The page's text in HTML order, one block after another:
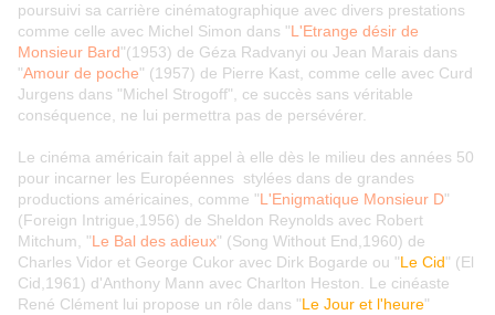
poursuivi sa carrière cinématographique avec divers prestations
comme celle avec Michel Simon dans "L'Etrange désir de
Monsieur Bard"(1953) de Géza Radvanyi ou Jean Marais dans
"Amour de poche" (1957) de Pierre Kast, comme celle avec Curd
Jurgens dans "Michel Strogoff", ce succès sans véritable
conséquence, ne lui permettra pas de persévérer.
Le cinéma américain fait appel à elle dès le milieu des années 50
pour incarner les Européennes stylées dans de grandes
productions américaines, comme "L'Enigmatique Monsieur D"
(Foreign Intrigue,1956) de Sheldon Reynolds avec Robert
Mitchum, "Le Bal des adieux" (Song Without End,1960) de
Charles Vidor et George Cukor avec Dirk Bogarde ou "Le Cid" (El
Cid,1961) d'Anthony Mann avec Charlton Heston. Le cinéaste
René Clément lui propose un rôle dans "Le Jour et l'heure"